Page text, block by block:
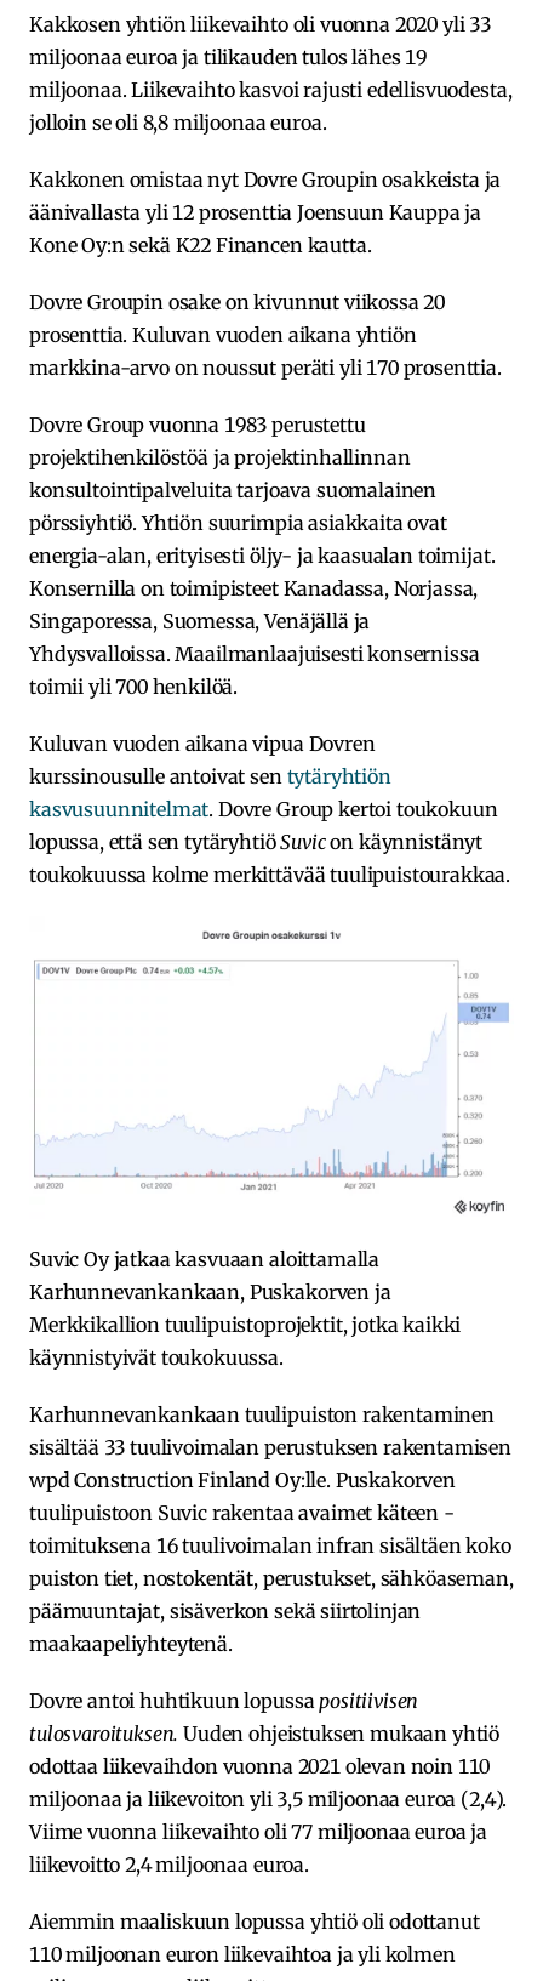
Kakkosen yhtiön liikevaihto oli vuonna 2020 yli 33
miljoonaa euroa ja tilikauden tulos lähes 19
miljoonaa. Liikevaihto kasvoi rajusti edellisvuodesta,
jolloin se oli 8,8 miljoonaa euroa.
Kakkonen omistaa nyt Dovre Groupin osakkeista ja
äänivallasta yli 12 prosenttia Joensuun Kauppa ja
Kone Oy:n sekä K22 Financen kautta.
Dovre Groupin osake on kivunnut viikossa 20
prosenttia. Kuluvan vuoden aikana yhtiön
markkina-arvo on noussut peräti yli 170 prosenttia.
Dovre Group vuonna 1983 perustettu
projektihenkilöstöä ja projektinhallinnan
konsultointipalveluita tarjoava suomalainen
pörssiyhtiö. Yhtiön suurimpia asiakkaita ovat
energia-alan, erityisesti öljy- ja kaasualan toimijat.
Konsernilla on toimipisteet Kanadassa, Norjassa,
Singaporessa, Suomessa, Venäjällä ja
Yhdysvalloissa. Maailmanlaajuisesti konsernissa
toimii yli 700 henkilöä.
Kuluvan vuoden aikana vipua Dovren
kurssinousulle antoivat sen tytäryhtiön
kasvusuunnitelmat. Dovre Group kertoi toukokuun
lopussa, että sen tytäryhtiöSuvicon käynnistänyt
toukokuussa kolme merkittävää tuulipuistourakkaa.
Suvic Oy jatkaa kasvuaan aloittamalla
Karhunnevankankaan, Puskakorven ja
Merkkikallion tuulipuistoprojektit, jotka kaikki
käynnistyivät toukokuussa.
Karhunnevankankaan tuulipuiston rakentaminen
sisältää 33 tuulivoimalan perustuksen rakentamisen
wpd Construction Finland Oy:lle. Puskakorven
tuulipuistoon Suvic rakentaa avaimet käteen -
toimituksena 16 tuulivoimalan infran sisältäen koko
puiston tiet, nostokentät, perustukset, sähköaseman,
päämuuntajat, sisäverkon sekä siirtolinjan
maakaapeliyhteytenä.
Dovre antoi huhtikuun lopussapositiivisen
tulosvaroituksen. Uuden ohjeistuksen mukaan yhtiö
odottaa liikevaihdon vuonna 2021 olevan noin 110
miljoonaa ja liikevoiton yli 3,5 miljoonaa euroa (2,4).
Viime vuonna liikevaihto oli 77 miljoonaa euroa ja
liikevoitto 2,4 miljoonaa euroa.
Aiemmin maaliskuun lopussa yhtiö oli odottanut
110 miljoonan euron liikevaihtoa ja yli kolmen